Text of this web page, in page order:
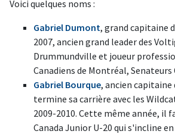
Voici quelques noms :
Gabriel Dumont, grand capitaine
2007, ancien grand leader des
Drummundville et joueur
Canadiens de Montréal,
Gabriel Bourque, ancien capitaine
termine sa carrière avec les
2009-2010. Cette même année, il
Canada Junior U-20 qui s'incline